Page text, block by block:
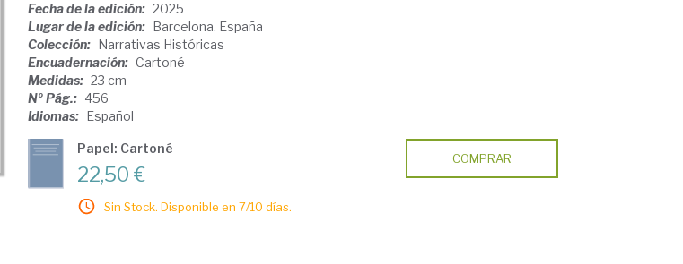
Fecha de la edición: 2025
Lugar de la edición: Barcelona. España
Colección: Narrativas Históricas
Encuadernación: Cartoné
Medidas: 23 cm
Nº Pág.: 456
Idiomas: Español
Papel: Cartoné
22,50 €
Sin Stock. Disponible en 7/10 días.
COMPRAR